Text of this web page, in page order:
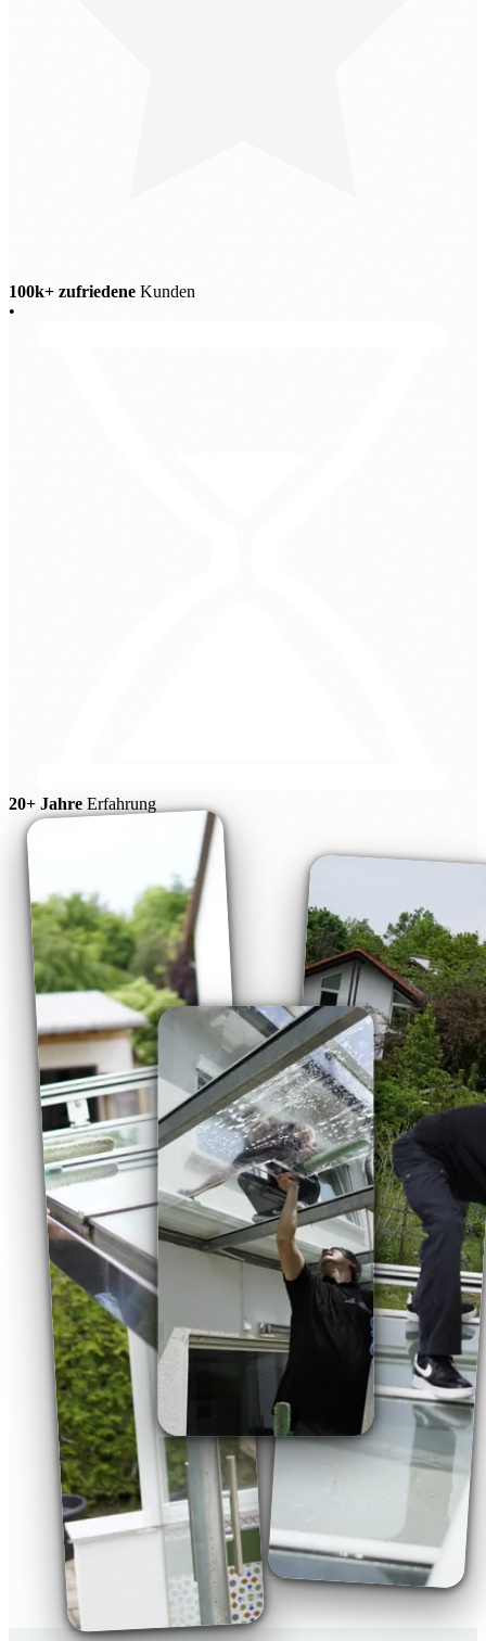
100k+ zufriedene Kunden
•
20+ Jahre Erfahrung